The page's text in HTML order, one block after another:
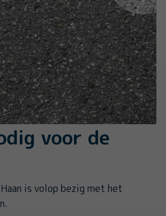
voor de
is volop bezig met het